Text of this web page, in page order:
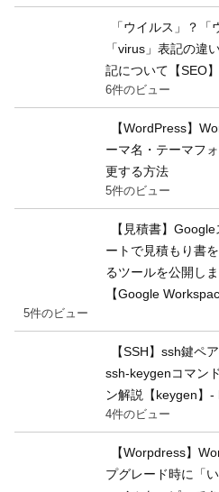
「ウイルス」？「
「virus」表記の違
記について【SEO】
6件のビュー
【WordPress】
ーマ名・テーマフ
更する方法
5件のビュー
【見積書】
ートで見積もり書
るツールを公開し
【Google
5件のビュー
【SSH】ssh鍵ペ
ssh-keygenコマン
ン解説【keygen】
4件のビュー
【Worpdress】
プグレード時に「